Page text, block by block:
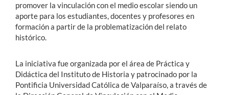
promover la vinculación con el medio escolar siendo un
aporte para los estudiantes, docentes y profesores en
formación a partir de la problematización del relato
histórico.
La iniciativa fue organizada por el área de Práctica y
Didáctica del Instituto de Historia y patrocinado por la
Pontificia Universidad Católica de Valparaíso, a través de